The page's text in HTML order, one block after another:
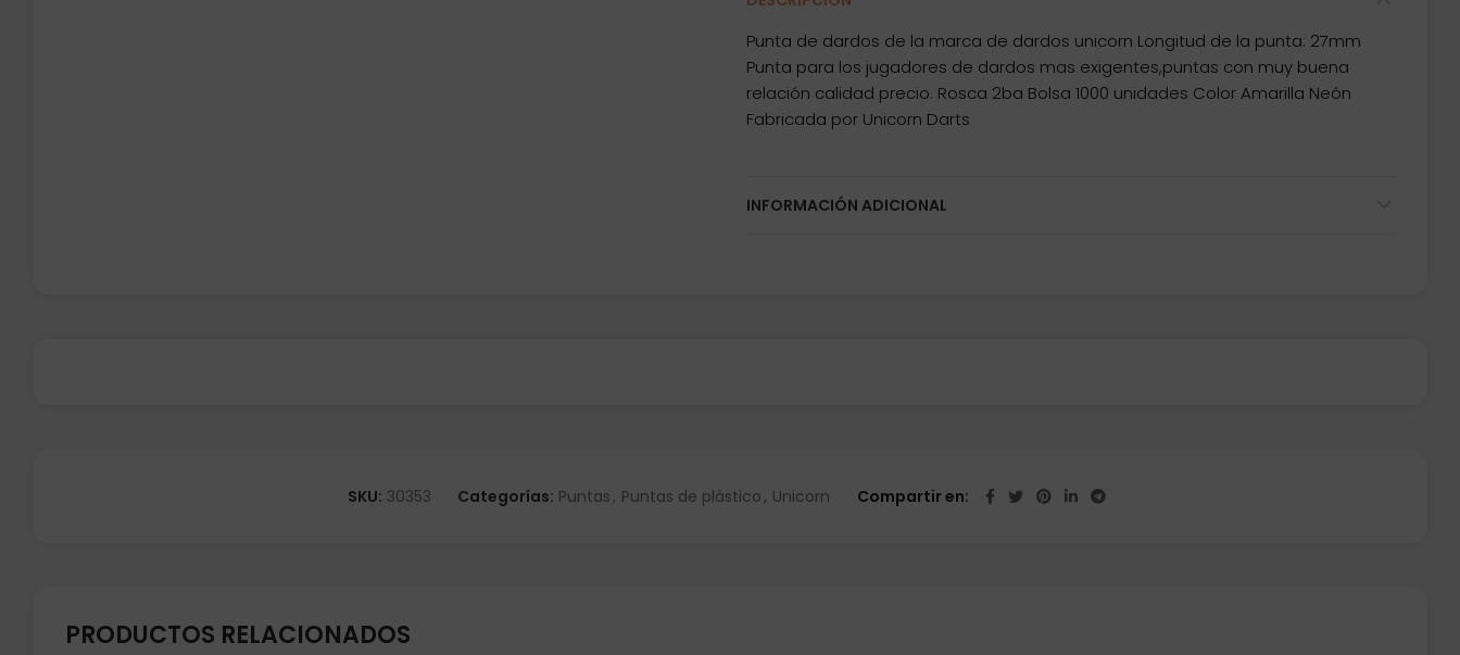
Punta de dardos de la marca de dardos unicorn Longitud de la punta: 27mm
Punta para los jugadores de dardos mas exigentes,puntas con muy buena
relación calidad precio. Rosca 2ba Bolsa 1000 unidades Color Amarilla Neón
Fabricada por Unicorn Darts
INFORMACIÓN ADICIONAL
SKU: 30353 Categorías: Puntas, Puntas de plástico, Unicorn Compartir en
PRODUCTOS RELACIONADOS